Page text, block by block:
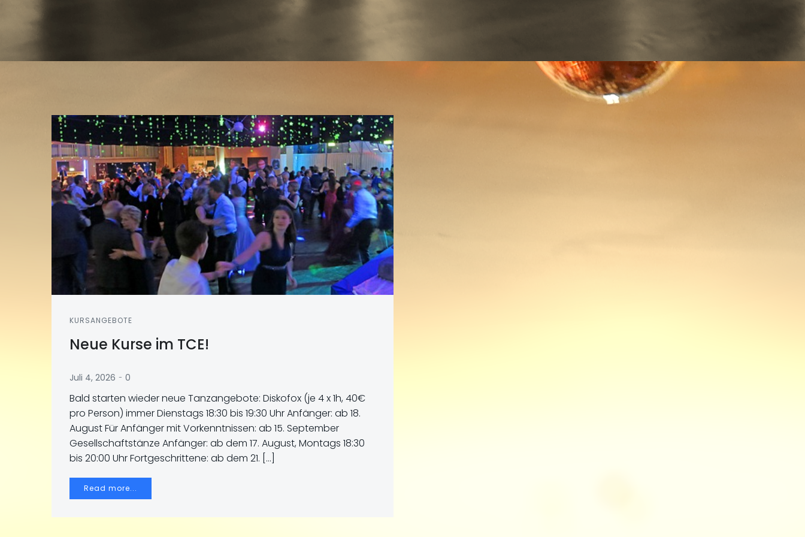
KURSANGEBOTE
Neue Kurse im TCE!
Juli 4, 2026 - 0
Bald starten wieder neue Tanzangebote: Diskofox (je 4 x 1h, 40€
pro Person) immer Dienstags 18:30 bis 19:30 Uhr Anfänger: ab 18.
August Für Anfänger mit Vorkenntnissen: ab 15. September
Gesellschaftstänze Anfänger: ab dem 17. August, Montags 18:30
bis 20:00 Uhr Fortgeschrittene: ab dem 21. […]
Read more...